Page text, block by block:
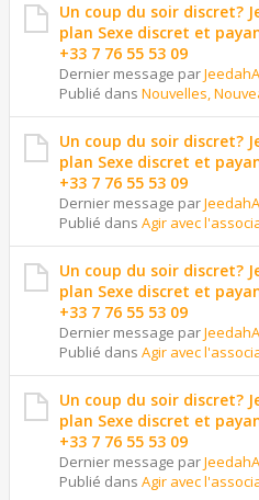
Un coup du soir discret?
plan Sexe discret et
+33 7 76 55 53 09
Dernier message par
Publié dans Nouvelles,
Un coup du soir discret?
plan Sexe discret et
+33 7 76 55 53 09
Dernier message par
Publié dans Agir avec
Un coup du soir discret?
plan Sexe discret et
+33 7 76 55 53 09
Dernier message par
Publié dans Agir avec
Un coup du soir discret?
plan Sexe discret et
+33 7 76 55 53 09
Dernier message par
Publié dans Agir avec